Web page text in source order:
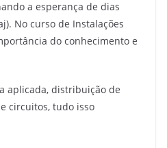
a esperança de dias
No curso de Instalações
do conhecimento e
aplicada, distribuição de
circuitos, tudo isso